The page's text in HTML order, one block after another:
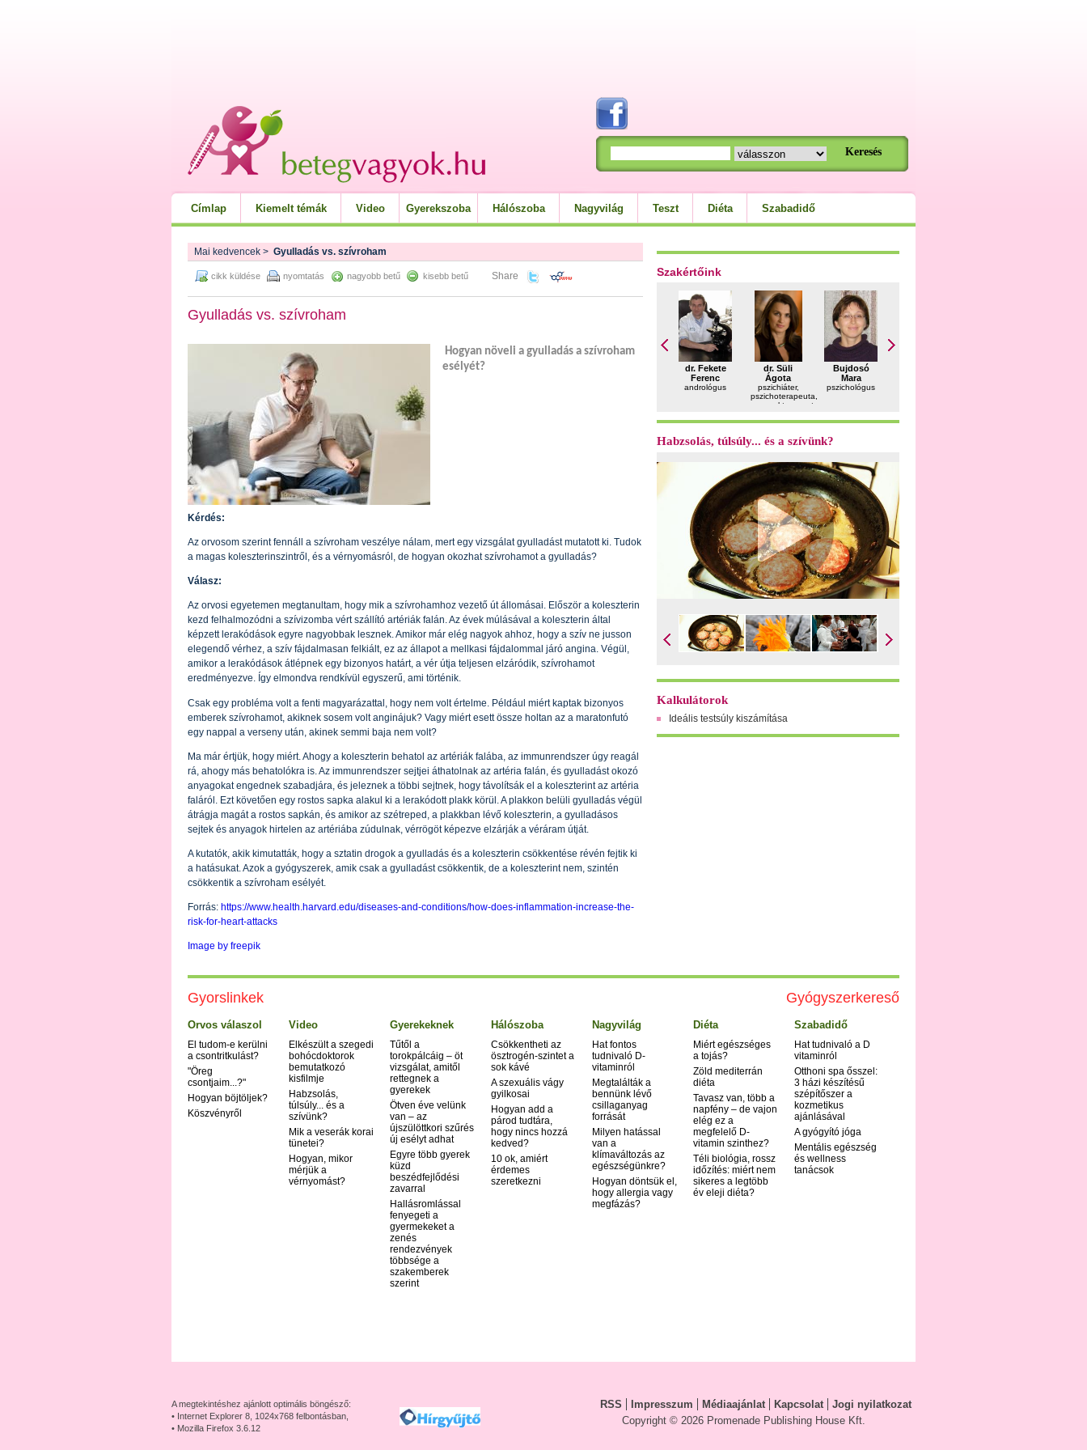
Címlap Kiemelt témák Video Gyerekszoba Hálószoba Nagyvilág Teszt Diéta Szabadidő
Mai kedvencek > Gyulladás vs. szívroham
Share
cikk küldése nyomtatás nagyobb betű kisebb betű
Gyulladás vs. szívroham
Hogyan növeli a gyulladás a szívroham
esélyét?
Kérdés:
Az orvosom szerint fennáll a szívroham veszélye nálam, mert egy vizsgálat gyulladást mutatott ki. Tudok
a magas koleszterinszintről, és a vérnyomásról, de hogyan okozhat szívrohamot a gyulladás?
Válasz:
Az orvosi egyetemen megtanultam, hogy mik a szívrohamhoz vezető út állomásai. Először a koleszterin
kezd felhalmozódni a szívizomba vért szállító artériák falán. Az évek múlásával a koleszterin által
képzett lerakódások egyre nagyobbak lesznek. Amikor már elég nagyok ahhoz, hogy a szív ne jusson
elegendő vérhez, a szív fájdalmasan felkiált, ez az állapot a mellkasi fájdalommal járó angina. Végül,
amikor a lerakódások átlépnek egy bizonyos határt, a vér útja teljesen elzáródik, szívrohamot
eredményezve. Így elmondva rendkívül egyszerű, ami történik.
Csak egy probléma volt a fenti magyarázattal, hogy nem volt értelme. Például miért kaptak bizonyos
emberek szívrohamot, akiknek sosem volt anginájuk? Vagy miért esett össze holtan az a maratonfutó
egy nappal a verseny után, akinek semmi baja nem volt?
Ma már értjük, hogy miért. Ahogy a koleszterin behatol az artériák falába, az immunrendszer úgy reagál
rá, ahogy más behatolókra is. Az immunrendszer sejtjei áthatolnak az artéria falán, és gyulladást okozó
anyagokat engednek szabadjára, és jeleznek a többi sejtnek, hogy távolítsák el a koleszterint az artéria
faláról. Ezt követően egy rostos sapka alakul ki a lerakódott plakk körül. A plakkon belüli gyulladás végül
átrágja magát a rostos sapkán, és amikor az szétreped, a plakkban lévő koleszterin, a gyulladásos
sejtek és anyagok hirtelen az artériába zúdulnak, vérrögöt képezve elzárják a véráram útját.
A kutatók, akik kimutatták, hogy a sztatin drogok a gyulladás és a koleszterin csökkentése révén fejtik ki
a hatásukat. Azok a gyógyszerek, amik csak a gyulladást csökkentik, de a koleszterint nem, szintén
csökkentik a szívroham esélyét.
Forrás: https://www.health.harvard.edu/diseases-and-conditions/how-does-inflammation-increase-the-
risk-for-heart-attacks
Image by freepik
Szakértőink
dr. Fekete
Ferenc
andrológus
dr. Süli
Ágota
pszichiáter,
pszichoterapeuta,
gyermekterapeuta
Bujdosó
Mara
pszichológus
Habzsolás, túlsúly... és a szívünk?
Kalkulátorok
Ideális testsúly kiszámítása
Gyógyszerkereső
Gyorslinkek
Orvos válaszol
El tudom-e kerülni
a csontritkulást?
"Öreg
csontjaim...?"
Hogyan böjtöljek?
Köszvényről
Video
Elkészült a szegedi
bohócdoktorok
bemutatkozó
kisfilmje
Habzsolás,
túlsúly... és a
szívünk?
Mik a veserák korai
tünetei?
Hogyan, mikor
mérjük a
vérnyomást?
Gyerekeknek
Tűtől a
torokpálcáig – öt
vizsgálat, amitől
rettegnek a
gyerekek
Ötven éve velünk
van – az
újszülöttkori szűrés
új esélyt adhat
Egyre több gyerek
küzd
beszédfejlődési
zavarral
Hallásromlással
fenyegeti a
gyermekeket a
zenés
rendezvények
többsége a
szakemberek
szerint
Hálószoba
Csökkentheti az
ösztrogén-szintet a
sok kávé
A szexuális vágy
gyilkosai
Hogyan add a
párod tudtára,
hogy nincs hozzá
kedved?
10 ok, amiért
érdemes
szeretkezni
Nagyvilág
Hat fontos
tudnivaló D-
vitaminról
Megtalálták a
bennünk lévő
csillaganyag
forrását
Milyen hatással
van a
klímaváltozás az
egészségünkre?
Hogyan döntsük el,
hogy allergia vagy
megfázás?
Diéta
Miért egészséges
a tojás?
Zöld mediterrán
diéta
Tavasz van, több a
napfény – de vajon
elég ez a
megfelelő D-
vitamin szinthez?
Téli biológia, rossz
időzítés: miért nem
sikeres a legtöbb
év eleji diéta?
Szabadidő
Hat tudnivaló a D
vitaminról
Otthoni spa ősszel:
3 házi készítésű
szépítőszer a
kozmetikus
ajánlásával
A gyógyító jóga
Mentális egészség
és wellness
tanácsok
RSS Impresszum Médiaajánlat Kapcsolat
Jogi nyilatkozat
Copyright © 2026 Promenade Publishing House Kft.
A megtekintéshez ajánlott optimális böngésző:
• Internet Explorer 8, 1024x768 felbontásban,
• Mozilla Firefox 3.6.12